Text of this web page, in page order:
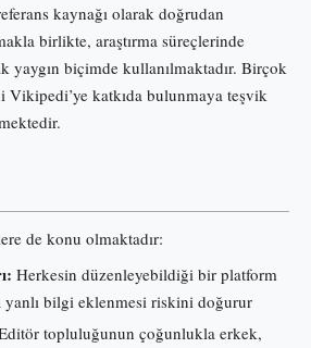
kaynağı olarak doğrudan
birlikte, araştırma süreçlerinde
yaygın biçimde kullanılmaktadır. Birçok
Vikipedi’ye katkıda bulunmaya teşvik
de konu olmaktadır:
Herkesin düzenleyebildiği bir platform
yanlı bilgi eklenmesi riskini doğurur
topluluğunun çoğunlukla erkek,